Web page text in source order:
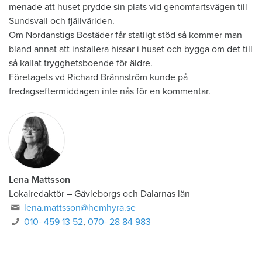
menade att huset prydde sin plats vid genomfartsvägen till
Sundsvall och fjällvärlden.
Om Nordanstigs Bostäder får statligt stöd så kommer man
bland annat att installera hissar i huset och bygga om det till
så kallat trygghetsboende för äldre.
Företagets vd Richard Brännström kunde på
fredagseftermiddagen inte nås för en kommentar.
Lena Mattsson
Lokalredaktör – Gävleborgs och Dalarnas län
lena.mattsson@hemhyra.se
010- 459 13 52,070- 28 84 983